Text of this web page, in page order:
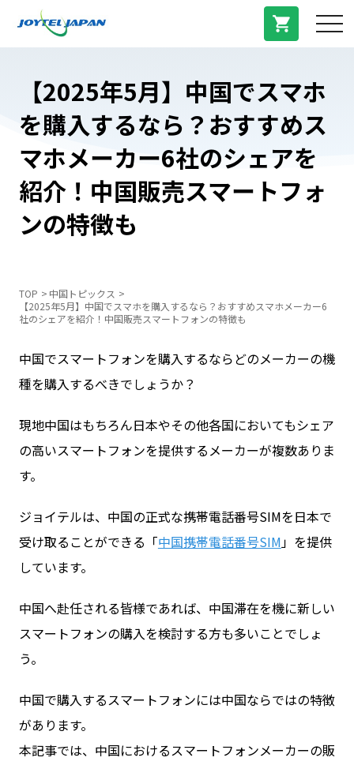
WiFiレンタルプランお申し込み
料金プラン
プラン/商品
よくある質問
【2025年5月】中国でスマホ
を購入するなら？おすすめス
マホメーカー6社のシェアを
紹介！中国販売スマートフォ
ンの特徴も
TOP
中国トピックス
【2025年5月】中国でスマホを購入するなら？おすすめスマホメーカー6
社のシェアを紹介！中国販売スマートフォンの特徴も
中国でスマートフォンを購入するならどのメーカーの機
種を購入するべきでしょうか？
現地中国はもちろん日本やその他各国においてもシェア
の高いスマートフォンを提供するメーカーが複数ありま
す。
ジョイテルは、中国の正式な携帯電話番号SIMを日本で
受け取ることができる「中国携帯電話番号SIM」を提供
しています。
中国へ赴任される皆様であれば、中国滞在を機に新しい
スマートフォンの購入を検討する方も多いことでしょ
う。
中国で購入するスマートフォンには中国ならではの特徴
があります。
本記事では、中国におけるスマートフォンメーカーの販